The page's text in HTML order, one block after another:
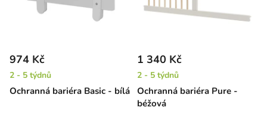
Ochranná bariéra Basic - bílá
974 Kč
2 - 5 týdnů
Ochranná bariéra Pure -
béžová
1 340 Kč
2 - 5 týdnů